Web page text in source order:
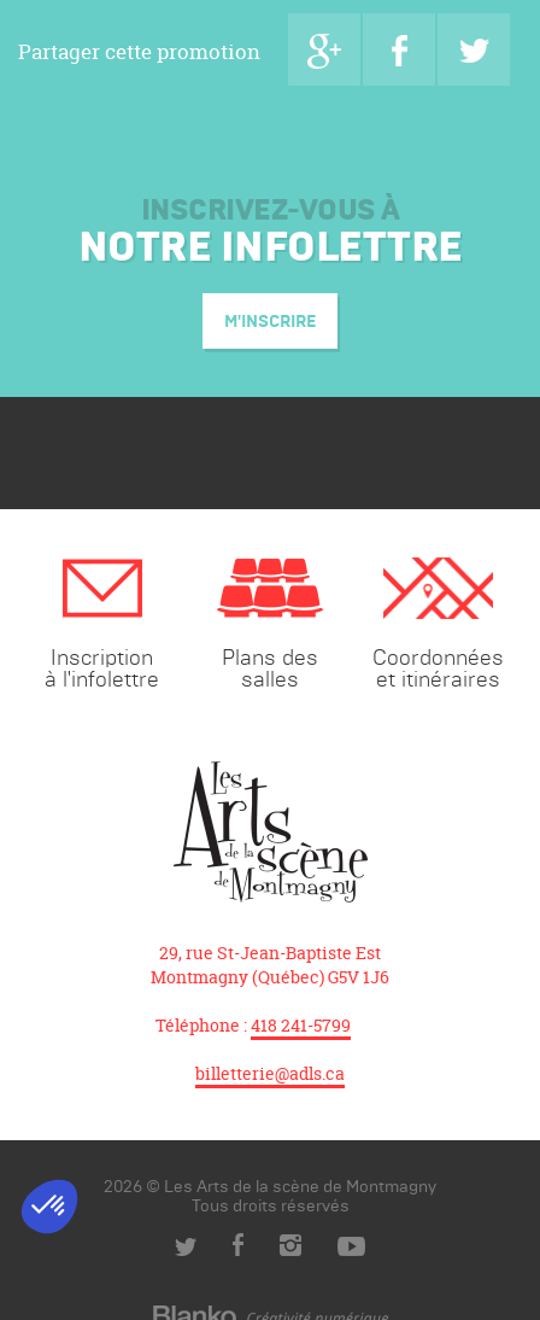
Partager cette promotion
INSCRIVEZ-VOUS À
NOTRE INFOLETTRE
M'INSCRIRE
Inscription
à l'infolettre
Plans des
salles
Coordonnées
et itinéraires
29, rue St-Jean-Baptiste Est
Montmagny (Québec) G5V 1J6
Téléphone :418 241-5799
billetterie@adls.ca
2026 © Les Arts de la scène de Montmagny
Tous droits réservés